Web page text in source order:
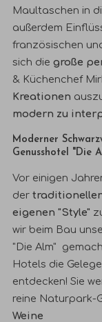
Maultaschen in
außerdem
französischen
sich diegroße
& Küchenchef
Kreationen
modern zu
Moderner
Genusshotel "Die
Vor einigen
dertrad
eigenen "Style"
wir beim Bau
"Die Alm"
Hotels die
entdecken! Sie
reine Naturpark-
Weine